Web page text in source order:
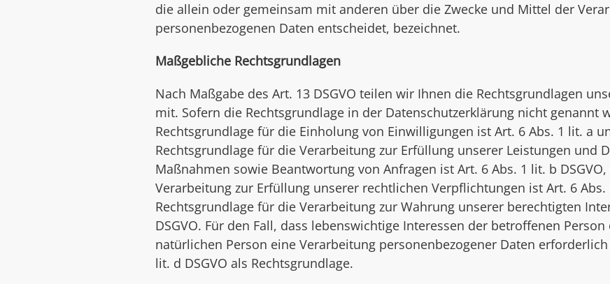
die allein oder gemeinsam mit anderen über die Zwecke und Mittel der
personenbezogenen Daten entscheidet, bezeichnet.
Maßgebliche Rechtsgrundlagen
Nach Maßgabe des Art. 13 DSGVO teilen wir Ihnen die Rechtsgrundlagen
mit. Sofern die Rechtsgrundlage in der Datenschutzerklärung nicht genannt
Rechtsgrundlage für die Einholung von Einwilligungen ist Art. 6 Abs. 1 lit. a
Rechtsgrundlage für die Verarbeitung zur Erfüllung unserer Leistungen und
Maßnahmen sowie Beantwortung von Anfragen ist Art. 6 Abs. 1 lit. b
Verarbeitung zur Erfüllung unserer rechtlichen Verpflichtungen ist Art. 6 Abs.
Rechtsgrundlage für die Verarbeitung zur Wahrung unserer berechtigten
DSGVO. Für den Fall, dass lebenswichtige Interessen der betroffenen
natürlichen Person eine Verarbeitung personenbezogener Daten
lit. d DSGVO als Rechtsgrundlage.